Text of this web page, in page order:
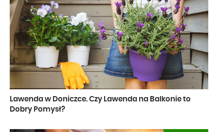
Lawenda w Doniczce. Czy Lawenda na Balkonie to
Dobry Pomysł?